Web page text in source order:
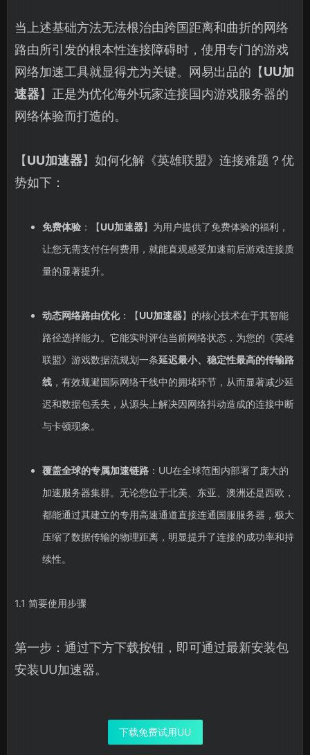
当上述基础方法无法根治由跨国距离和曲折的网络
路由所引发的根本性连接障碍时，使用专门的游戏
网络加速工具就显得尤为关键。网易出品的【UU加
速器】正是为优化海外玩家连接国内游戏服务器的
网络体验而打造的。
【UU加速器】如何化解《英雄联盟》连接难题？优
势如下：
免费体验：【UU加速器】为用户提供了免费体验的福利，
让您无需支付任何费用，就能直观感受加速前后游戏连接质
量的显著提升。
动态网络路由优化：【UU加速器】的核心技术在于其智能
路径选择能力。它能实时评估当前网络状态，为您的《英雄
联盟》游戏数据流规划一条延迟最小、稳定性最高的传输路
线，有效规避国际网络干线中的拥堵环节，从而显著减少延
迟和数据包丢失，从源头上解决因网络抖动造成的连接中断
与卡顿现象。
覆盖全球的专属加速链路：UU在全球范围内部署了庞大的
加速服务器集群。无论您位于北美、东亚、澳洲还是西欧，
都能通过其建立的专用高速通道直接连通国服服务器，极大
压缩了数据传输的物理距离，明显提升了连接的成功率和持
续性。
1.1 简要使用步骤
第一步：通过下方下载按钮，即可通过最新安装包
安装UU加速器。
下载免费试用UU